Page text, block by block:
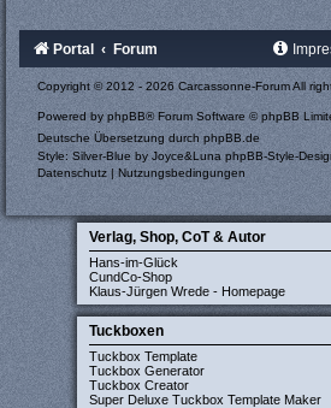
Portal Forum
Copyright © 2012 - 2026 Carcassonne-Forum All
Powered byphpBB® Forum Software © phpBB
Deutsche Übersetzung durchphpBB.de
Style: Silver-Blue by Joyce&Luna phpBB-Style-
Datenschutz |Nutzungsbedingungen
Verlag, Shop, CoT & Autor
Hans-im-Glück
CundCo-Shop
Klaus-Jürgen Wrede - Homepage
Tuckboxen
Tuckbox Template
Tuckbox Generator
Tuckbox Creator
Super Deluxe Tuckbox Template Maker